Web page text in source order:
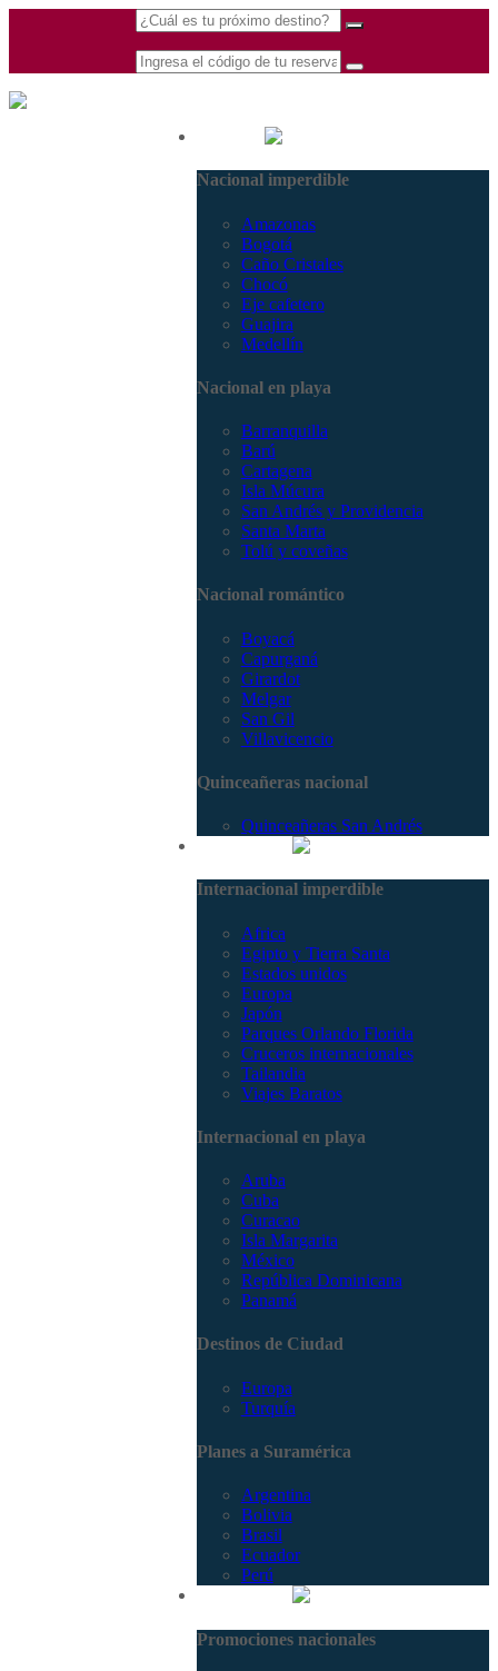
Nacional imperdible
Amazonas
Bogotá
Caño Cristales
Chocó
Eje cafetero
Guajira
Medellín
Nacional en playa
Barranquilla
Barú
Cartagena
Isla Múcura
San Andrés y Providencia
Santa Marta
Tolú y coveñas
Nacional romántico
Boyacá
Capurganá
Girardot
Melgar
San Gil
Villavicencio
Quinceañeras nacional
Quinceañeras San Andrés
Internacional imperdible
Africa
Egipto y Tierra Santa
Estados unidos
Europa
Japón
Parques Orlando Florida
Cruceros internacionales
Tailandia
Viajes Baratos
Internacional en playa
Aruba
Cuba
Curacao
Isla Margarita
México
República Dominicana
Panamá
Destinos de Ciudad
Europa
Turquía
Planes a Suramérica
Argentina
Bolivia
Brasil
Ecuador
Perú
Promociones nacionales